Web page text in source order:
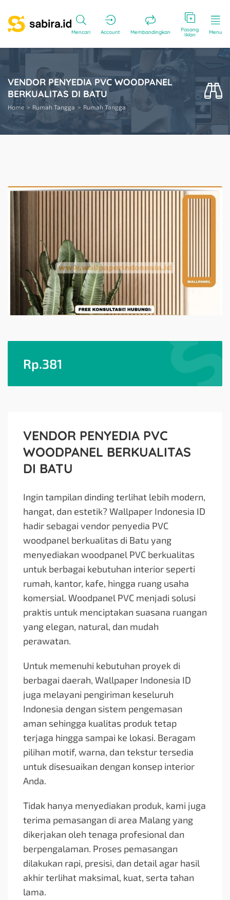
Mencari Account Membandingkan Pasang
Iklan Menu
VENDOR PENYEDIA PVC WOODPANEL
BERKUALITAS DI BATU
Home Rumah Tangga Rumah Tangga
Rp.381
VENDOR PENYEDIA PVC
WOODPANEL BERKUALITAS
DI BATU
Ingin tampilan dinding terlihat lebih modern,
hangat, dan estetik? Wallpaper Indonesia ID
hadir sebagai vendor penyedia PVC
woodpanel berkualitas di Batu yang
menyediakan woodpanel PVC berkualitas
untuk berbagai kebutuhan interior seperti
rumah, kantor, kafe, hingga ruang usaha
komersial. Woodpanel PVC menjadi solusi
praktis untuk menciptakan suasana ruangan
yang elegan, natural, dan mudah
perawatan.
Untuk memenuhi kebutuhan proyek di
berbagai daerah, Wallpaper Indonesia ID
juga melayani pengiriman keseluruh
Indonesia dengan sistem pengemasan
aman sehingga kualitas produk tetap
terjaga hingga sampai ke lokasi. Beragam
pilihan motif, warna, dan tekstur tersedia
untuk disesuaikan dengan konsep interior
Anda.
Tidak hanya menyediakan produk, kami juga
terima pemasangan di area Malang yang
dikerjakan oleh tenaga profesional dan
berpengalaman. Proses pemasangan
dilakukan rapi, presisi, dan detail agar hasil
akhir terlihat maksimal, kuat, serta tahan
lama.